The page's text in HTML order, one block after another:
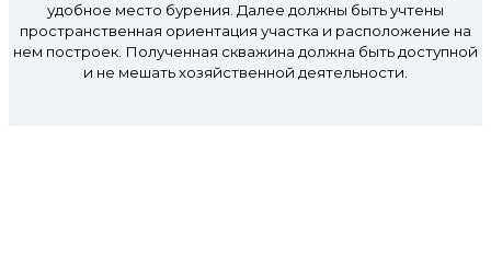
удобное место бурения. Далее должны быть учтены
пространственная ориентация участка и расположение на
нем построек. Полученная скважина должна быть доступной
и не мешать хозяйственной деятельности.